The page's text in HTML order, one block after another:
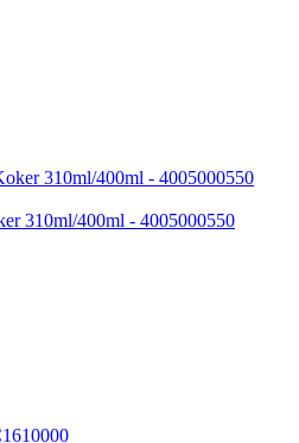
310ml/400ml - 4005000550